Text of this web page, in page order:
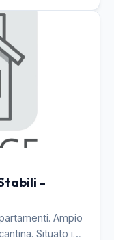
-
Ampio
Situato in